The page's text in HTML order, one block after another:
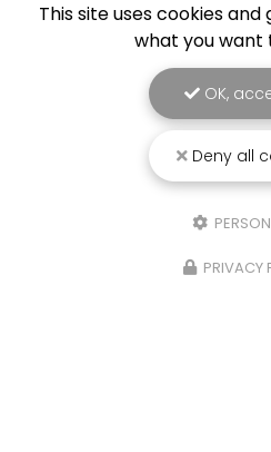
This site uses cookies
what you
OK,
Deny all
PRIVACY